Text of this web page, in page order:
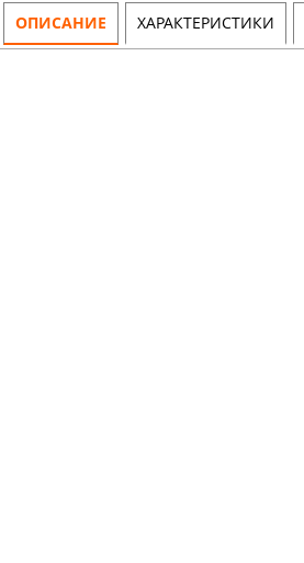
ОПИСАНИЕ ХАРАКТЕРИСТИКИ